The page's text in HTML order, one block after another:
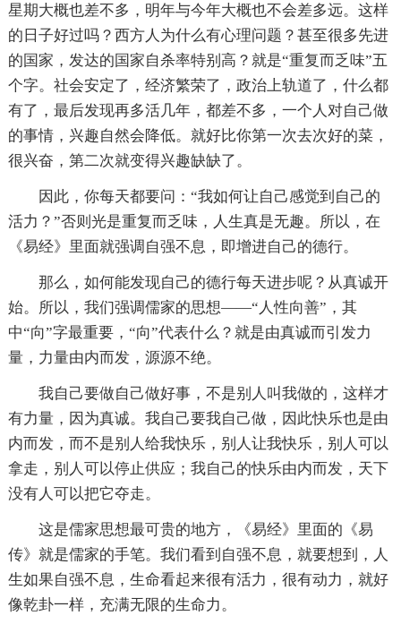
星期大概也差不多，明年与今年大概也不会差多远。这样
的日子好过吗？西方人为什么有心理问题？甚至很多先进
的国家，发达的国家自杀率特别高？就是“重复而乏味”五
个字。社会安定了，经济繁荣了，政治上轨道了，什么都
有了，最后发现再多活几年，都差不多，一个人对自己做
的事情，兴趣自然会降低。就好比你第一次去次好的菜，
很兴奋，第二次就变得兴趣缺缺了。
因此，你每天都要问：“我如何让自己感觉到自己的
活力？”否则光是重复而乏味，人生真是无趣。所以，在
《易经》里面就强调自强不息，即增进自己的德行。
那么，如何能发现自己的德行每天进步呢？从真诚开
始。所以，我们强调儒家的思想――“人性向善”，其
中“向”字最重要，“向”代表什么？就是由真诚而引发力
量，力量由内而发，源源不绝。
我自己要做自己做好事，不是别人叫我做的，这样才
有力量，因为真诚。我自己要我自己做，因此快乐也是由
内而发，而不是别人给我快乐，别人让我快乐，别人可以
拿走，别人可以停止供应；我自己的快乐由内而发，天下
没有人可以把它夺走。
这是儒家思想最可贵的地方，《易经》里面的《易
传》就是儒家的手笔。我们看到自强不息，就要想到，人
生如果自强不息，生命看起来很有活力，很有动力，就好
像乾卦一样，充满无限的生命力。